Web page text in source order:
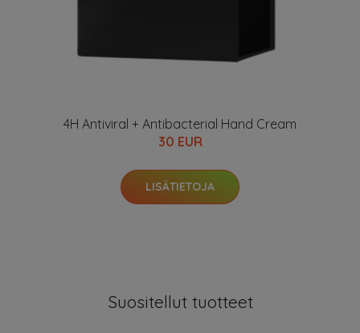
4H Antiviral + Antibacterial Hand Cream
30 EUR
LISÄTIETOJA
Suositellut tuotteet